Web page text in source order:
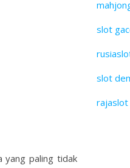
yang paling tidak
slot
slot
rajaslot